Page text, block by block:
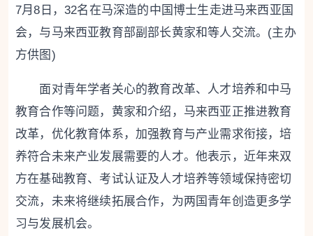
7月8日，32名在马深造的中国博士生走进马来西亚国
会，与马来西亚教育部副部长黄家和等人交流。(主办
方供图)
面对青年学者关心的教育改革、人才培养和中马
教育合作等问题，黄家和介绍，马来西亚正推进教育
改革，优化教育体系，加强教育与产业需求衔接，培
养符合未来产业发展需要的人才。他表示，近年来双
方在基础教育、考试认证及人才培养等领域保持密切
交流，未来将继续拓展合作，为两国青年创造更多学
习与发展机会。